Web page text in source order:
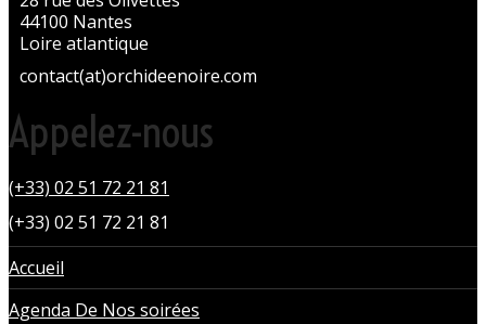
44100 Nantes
Loire atlantique
contact(at)orchideenoire.com
Appelez-nous
(+33) 02 51 72 21 81
(+33) 02 51 72 21 81
Accueil
Agenda De Nos soirées